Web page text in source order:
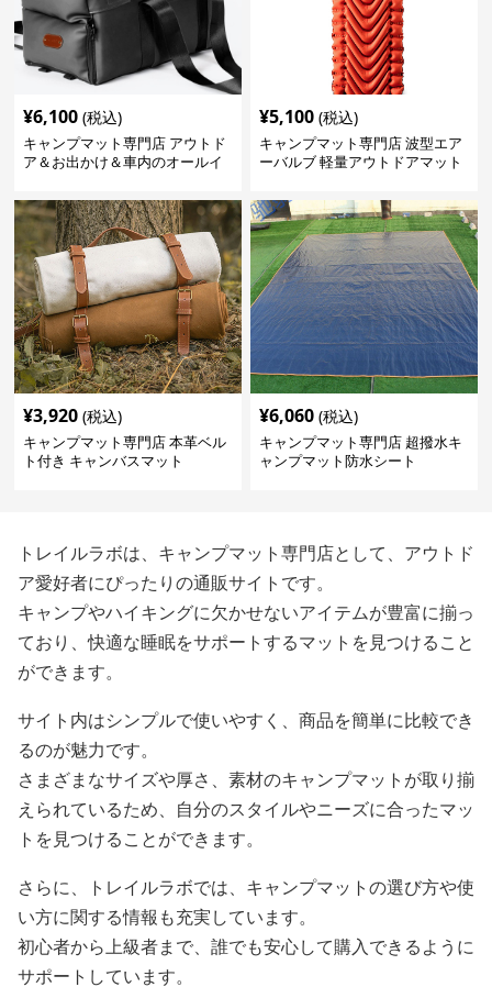
¥6,100 (税込)
キャンプマット専門店 アウトド
ア＆お出かけ＆車内のオールイ
¥5,100 (税込)
キャンプマット専門店 波型エア
ーバルブ 軽量アウトドアマット
¥3,920 (税込)
キャンプマット専門店 本革ベル
ト付き キャンバスマット
¥6,060 (税込)
キャンプマット専門店 超撥水キ
ャンプマット防水シート
トレイルラボは、キャンプマット専門店として、アウトド
ア愛好者にぴったりの通販サイトです。
キャンプやハイキングに欠かせないアイテムが豊富に揃っ
ており、快適な睡眠をサポートするマットを見つけること
ができます。
サイト内はシンプルで使いやすく、商品を簡単に比較でき
るのが魅力です。
さまざまなサイズや厚さ、素材のキャンプマットが取り揃
えられているため、自分のスタイルやニーズに合ったマッ
トを見つけることができます。
さらに、トレイルラボでは、キャンプマットの選び方や使
い方に関する情報も充実しています。
初心者から上級者まで、誰でも安心して購入できるように
サポートしています。